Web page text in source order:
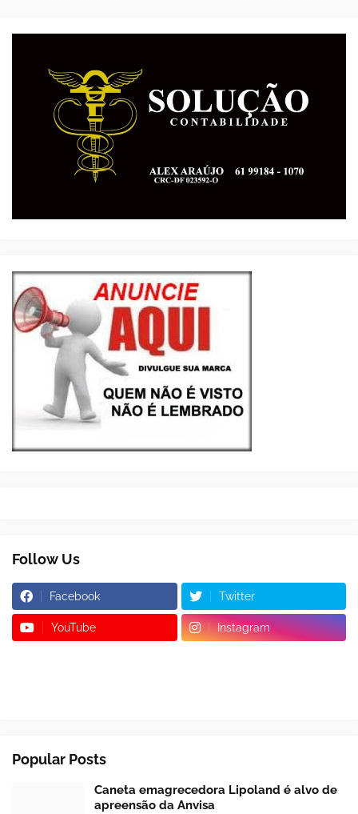
Follow Us
Facebook Twitter
YouTube Instagram
Popular Posts
Caneta emagrecedora Lipoland é alvo de
apreensão da Anvisa